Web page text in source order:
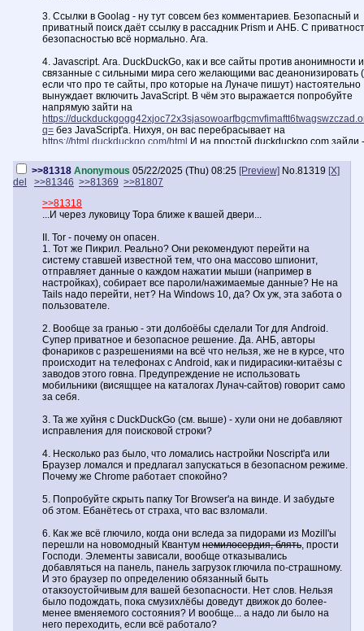
3. Ссылки в Goolag - ну тут совсем без комментариев. Безопасный и
приватный поиск даёт ссылку в рассадник Prism и АНБ. С
безопасностью всё нормально. Ага.
4. Javascript. Ага. DuckDuckGo, как и все сайты против анонимности и
связанные с сильными мира сего желающими вас деанонизировать
если что про те сайты, про которые на Луначе пишут) настоятельно
вынуждает включить JavaScript. В чём это выражается попробуйте
напрямую зайти на
https://
q= без JavaScript'а. Нихуя, он вас перебрасывает на
https://html.duckduckgo.com/html И на простой duckduckgo.com зайди
ссылку на onion. поиск (без вбитого текста). Да, можно вбить в
строку браузера запрос и тогда действительно направит на .onion
Но...
Во-первых, если включить JavaScript вы обнаружите что html версия
версия обычная - отличаются. Они отличаются как найденными
результатами, так и возможностью отключить цензуру (охуенно, да?
"Хочешь варианты без цензуры? - включи JavaScript - мы должны
кто такой и на чём хочет смотреть такое), выбрать на каких языках
и т.п.
Во-вторых, нахуя тогда пиздеть, что вы за приватность и защиту,
даёте зайти на .onion версию по ссылке? Значит идёт именно
браузеру. Хули не даёт зайти напрямую?
5. Они убрали 3DCGI-Лунач. И в поисковой выдаче и в картинках.
Приватно, защищённо и без отслеживания. Мы верим, ага.
6. Startpage - те же яйца, вид сбоку. Иногда вообще, без Javascrip не
пускает и просит включить. А при поиске 3DCGI-Лунача вас внезапно
выкидывает на страницу о защищете Маш от Медведей. Какое дело
поисковику на какие картинки я смотрю? Особенно приватному и...
мы уже проходили.
Также сливает запросы на яндекс/даёт ссылки на него, поисковые
предложения повторяются 1 в 1 как в DuckDuckGo. Движок вроде
них был раньше яндексовский. Т.е., если поискали в DuckDuckGo,
Identity, а потом пошли на Startpage, они уже знают, что это вы. И
луковицу Тора ближе к ва
>>81318 Anonymous 05/22/2025 (Thu) 08:25 [Preview] No.81319 [X]
del
>>81346 >>81369 >>81807
>>81318
...И через луковицу Тора ближе к вашей двери...
II. Tor - почему он опасен.
1. Тот же Пикрил. Реально? Они рекомендуют перейти на
систему ставшей известной тем, что она массово шпионит,
отправляет данные о каждом нажатии мыши (например в
настройках), собирает все пароли/нажимаемые данные? Не на
Tails надо перейти, нет? На Windows 10, да? Ох уж, эта забота о
пользователе.
2. Вообще за гранью - эти долбоёбы сделали Tor для Android.
Супер приватное и безопасное решение. Да. АНБ, авторы
фонариков с разрешениями на всё что нельзя, же не в курсе, что
происходит на телефонах с Android, как и пидирасики-китаёзы с
заводов этого говна. Предупреждение не использовать
мобильники (висящщее на каталогах Лунач-сайтов) говорит само
за себя.
3. Та же хуйня с DuckDuckGo (см. выше) - хули они не добавляют
исправления для поисковой строки?
4. Несколько раз было, что ломались настройки Noscript'а или
Браузер ломался и предлагал запускаться в безопасном режиме.
Почему же Chrome работает спокойно?
5. Попробуйте скрыть папку Tor Browser'а на винде. И забудьте
об этом. Ебанётесь от страха, что вас взломали.
6. Как же всё глючило, когда они вследа за пидорами из Mozill'ы
перешли на новомодный Квантум немилосердия, блять, прости
Господи. Элементы зависали, вообще отказывались
добавляться на панель, панель загрузок глючила по-страшному.
И это браузер по определению обязанный быть
отакзоустойчивым для вашей безопасности. Нет слов. Нельзя
было подождать, пока смузихлёбы доведут движок до более-
менее вменяемого состояния? И вообще... а надо ли было на
него переходить, если всё работало?